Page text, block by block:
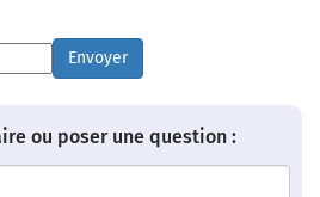
Envoyer
ou poser une question :